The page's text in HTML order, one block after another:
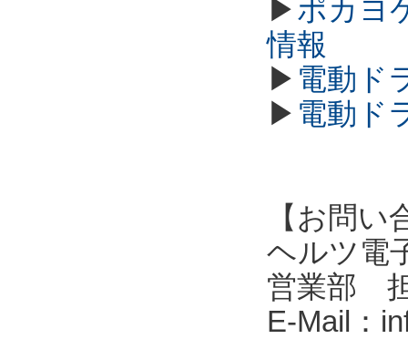
▶ポカヨ
情報
▶ 電動ド
▶ 電動ド
【お問い
ヘルツ電
営業部
E-Mail：